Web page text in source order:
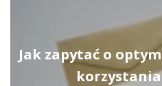
Jak zapytać o